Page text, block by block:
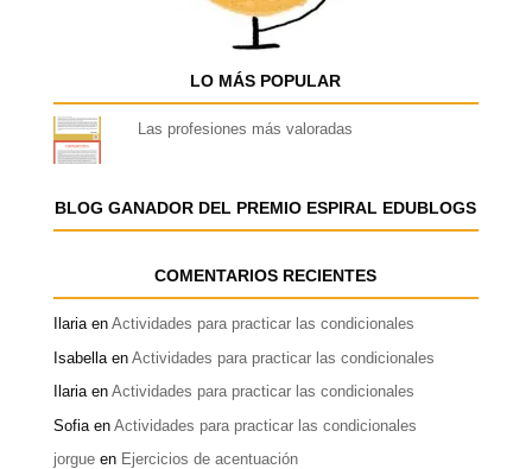
LO MÁS POPULAR
Las profesiones más valoradas
BLOG GANADOR DEL PREMIO ESPIRAL EDUBLOGS
COMENTARIOS RECIENTES
Ilariaen Actividades para practicar las condicionales
Isabellaen Actividades para practicar las condicionales
Ilariaen Actividades para practicar las condicionales
Sofiaen Actividades para practicar las condicionales
jorgueen Ejercicios de acentuación